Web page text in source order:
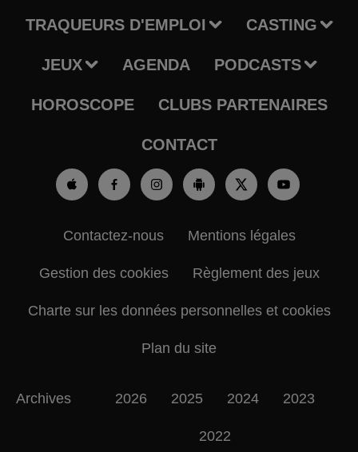
TRAQUEURS D'EMPLOI CASTING
JEUX AGENDA PODCASTS
HOROSCOPE CLUBS PARTENAIRES
CONTACT
Contactez-nous Mentions légales
Gestion des cookies Règlement des jeux
Charte sur les données personnelles et cookies
Plan du site
Archives 2026 2025 2024 2023
2022